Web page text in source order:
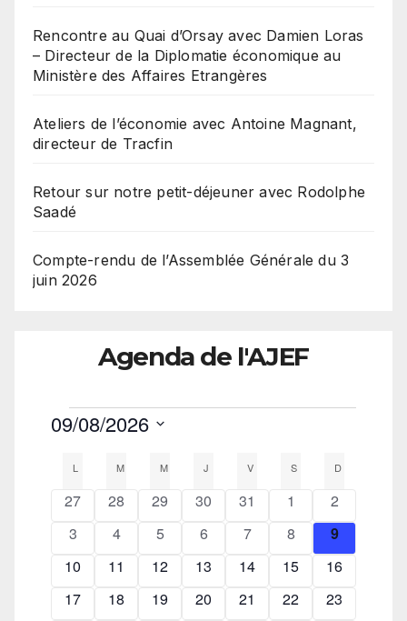
Rencontre au Quai d’Orsay avec Damien Loras
– Directeur de la Diplomatie économique au
Ministère des Affaires Etrangères
Ateliers de l’économie avec Antoine Magnant,
directeur de Tracfin
Retour sur notre petit-déjeuner avec Rodolphe
Saadé
Compte-rendu de l’Assemblée Générale du 3
juin 2026
Agenda de l'AJEF